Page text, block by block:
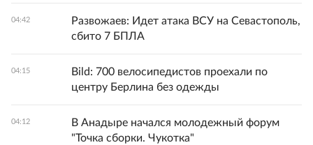
04:42
Развожаев: Идет атака ВСУ на Севастополь,
сбито 7 БПЛА
04:15
Bild: 700 велосипедистов проехали по
центру Берлина без одежды
04:12
В Анадыре начался молодежный форум
"Точка сборки. Чукотка"